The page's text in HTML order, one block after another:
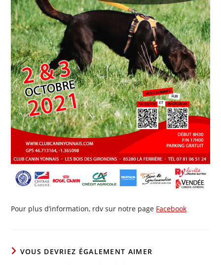
Pour plus d’information, rdv sur notre page Facebook
VOUS DEVRIEZ ÉGALEMENT AIMER